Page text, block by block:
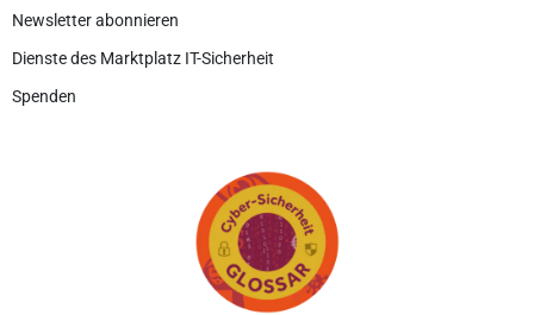
Newsletter abonnieren
Dienste des Marktplatz IT-Sicherheit
Spenden